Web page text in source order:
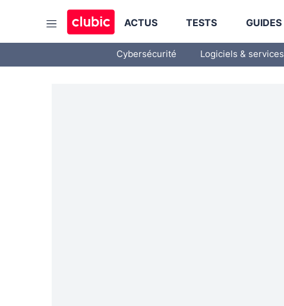
ACTUS TESTS GUIDES
Cybersécurité Logiciels & services